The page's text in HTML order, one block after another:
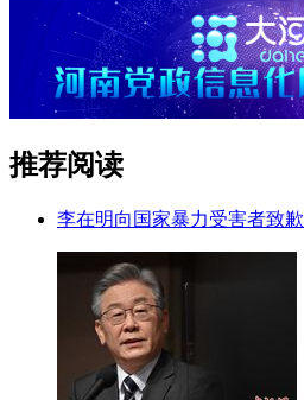
推荐阅读
李在明向国家暴力受害者致歉